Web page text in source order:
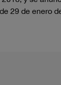
29 de enero